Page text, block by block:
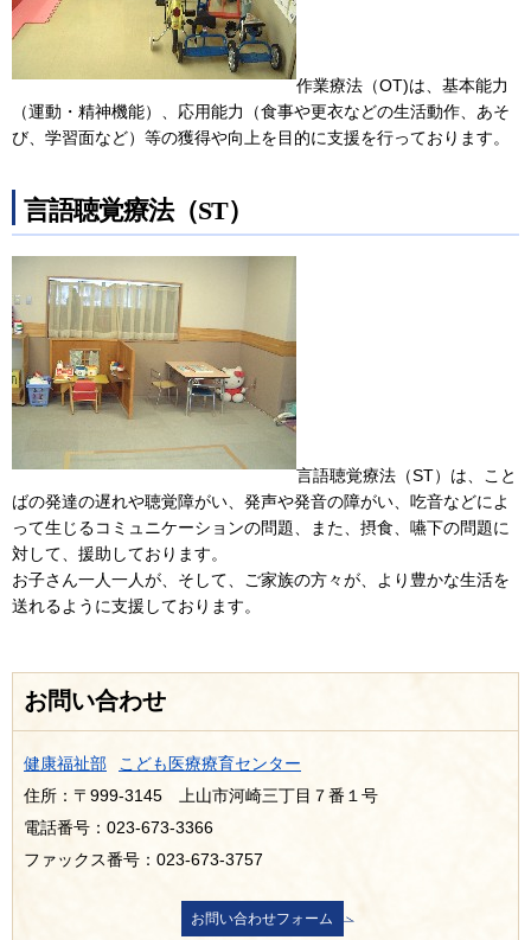
作業療法（OT)は、基本能力
（運動・精神機能）、応用能力（食事や更衣などの生活動作、あそ
び、学習面など）等の獲得や向上を目的に支援を行っております。
言語聴覚療法（ST）
言語聴覚療法（ST）は、こと
ばの発達の遅れや聴覚障がい、発声や発音の障がい、吃音などによ
って生じるコミュニケーションの問題、また、摂食、嚥下の問題に
対して、援助しております。
お子さん一人一人が、そして、ご家族の方々が、より豊かな生活を
送れるように支援しております。
お問い合わせ
健康福祉部
こども医療療育センター
住所：〒999-3145 上山市河崎三丁目７番１号
電話番号：023-673-3366
ファックス番号：023-673-3757